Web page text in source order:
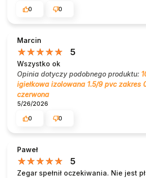
0 0
Marcin
5
Wszystko ok
Opinia dotyczy podobnego produktu:
igiełkowa izolowana 1.5/9 pvc zakres
czerwona
5/26/2026
0
0
Paweł
5
Zegar spełnił oczekiwania. Nie jest